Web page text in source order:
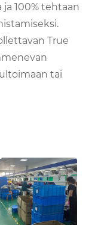
100% tehtaan
True
tai